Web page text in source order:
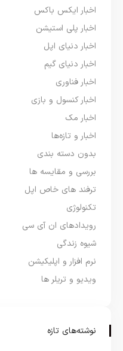
اخبار ایکس باکس
اخبار پلی استیشن
اخبار دنیای اپل
اخبار دنیای گیم
اخبار فناوری
اخبار کنسول و بازی
اخبار مک
اخبار و تازه‌ها
بدون دسته بندی
بررسی و مقایسه ها
ترفند های خاص اپل
تکنولوژی
رویدادهای ان آی سی
شیوه زندگی
نرم افزار و اپلیکیشن
ویدیو و تریلر ها
نوشته‌های تازه